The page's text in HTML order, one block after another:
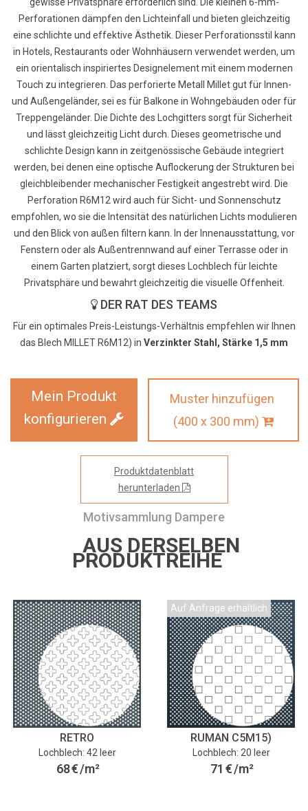
Perforationen dämpfen den Lichteinfall und bieten gleichzeitig
eine schlichte und effektive Ästhetik. Dieser Perforationsstil kann
in Hotels, Restaurants oder Wohnhäusern verwendet werden, um
ein orientalisch inspiriertes Designelement mit einem modernen
Touch zu integrieren. Das perforierte Metall Millet gut für Innen-
und Außengeländer, sei es für Balkone in Wohngebäuden oder für
Treppengeländer. Die Dichte des Lochgitters sorgt für Sicherheit
und lässt gleichzeitig Licht durch. Dieses geometrische und
schlichte Design kann in zeitgenössische Gebäude integriert
werden, bei denen eine optische Auflockerung der Strukturen bei
gleichbleibender mechanischer Festigkeit angestrebt wird. Die
Perforation R6M12 wird auch für Sicht- und Sonnenschutz
empfohlen, wo sie die Intensität des natürlichen Lichts modulieren
und den Blick von außen filtern kann. In der Innenausstattung, vor
Fenstern oder als Außentrennwand auf einer Terrasse oder in
einem Garten platziert, sorgt dieses Lochblech für leichte
Privatsphäre und bewahrt gleichzeitig die visuelle Offenheit.
DER RAT DES TEAMS
Für ein optimales Preis-Leistungs-Verhältnis empfehlen wir Ihnen
das Blech MILLET R6M12) in Verzinkter Stahl, Stärke 1,5 mm
Mein Produkt
konfigurieren
Muster hinzufügen
(400 x 300 mm)
Produktdatenblatt
herunterladen
Motivsammlung Dampere
AUS DERSELBEN
PRODUKTREIHE
RETRO
Lochblech: 42 leer
68€/m²
Auf Anfrage erhältlich
RUMAN C5M15)
Lochblech: 20 leer
71 €/m²